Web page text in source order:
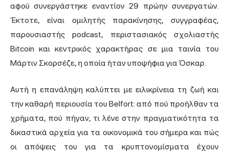
αφού συνεργάστηκε εναντίον 29 πρώην συνεργατών.
Έκτοτε, είναι ομιλητής παρακίνησης, συγγραφέας,
παρουσιαστής podcast, περιστασιακός σχολιαστής
Bitcoin και κεντρικός χαρακτήρας σε μια ταινία του
Μάρτιν Σκορσέζε, η οποία ήταν υποψήφια για Όσκαρ.
Αυτή η επανάληψη καλύπτει με ειλικρίνεια τη ζωή και
την καθαρή περιουσία του Belfort: από πού προήλθαν τα
χρήματα, πού πήγαν, τι λένε στην πραγματικότητα τα
δικαστικά αρχεία για τα οικονομικά του σήμερα και πώς
οι απόψεις του για τα κρυπτονομίσματα έχουν